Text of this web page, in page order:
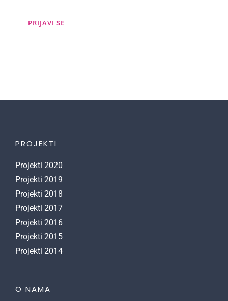
PRIJAVI SE
PROJEKTI
Projekti 2020
Projekti 2019
Projekti 2018
Projekti 2017
Projekti 2016
Projekti 2015
Projekti 2014
O NAMA